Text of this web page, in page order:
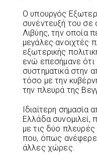
Ο υπουργός
συνέντευξή του σε
Λιβύης, την οποία
μεγάλες ανοιχτές
εξωτερικής
ενώ επεσήμανε
συστηματικά στην
τόσο με την
την πλευρά της
Ιδιαίτερη
Ελλάδα συνομιλεί,
με τις δύο πλευρές
που, όπως
άλλες χώρες.